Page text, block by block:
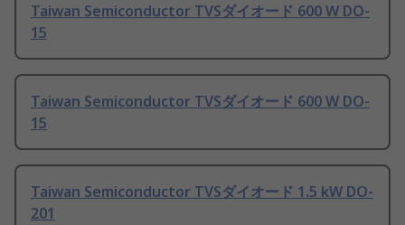
Taiwan Semiconductor TVSダイオード 600 W DO-
15
Taiwan Semiconductor TVSダイオード 600 W DO-
15
Taiwan Semiconductor TVSダイオード 1.5 kW DO-
201